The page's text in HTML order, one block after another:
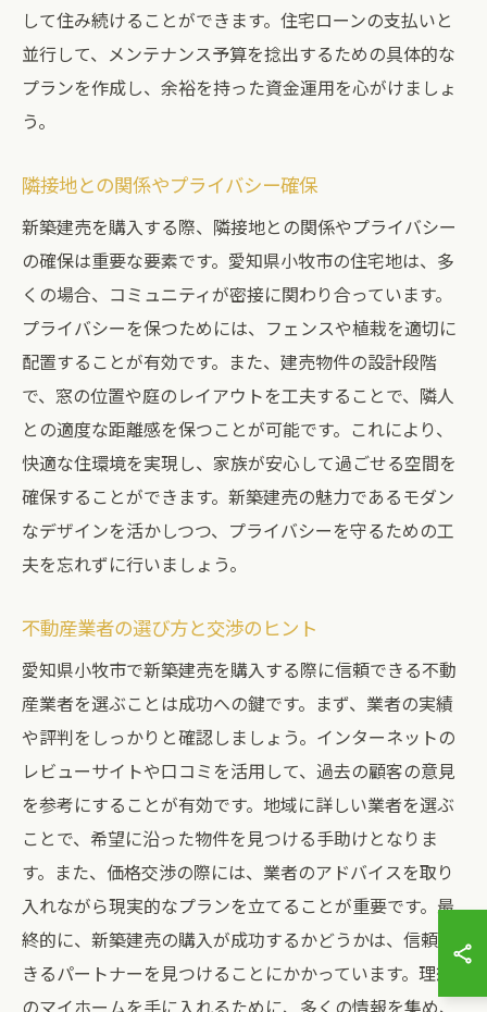
して住み続けることができます。住宅ローンの支払いと
並行して、メンテナンス予算を捻出するための具体的な
プランを作成し、余裕を持った資金運用を心がけましょ
う。
隣接地との関係やプライバシー確保
新築建売を購入する際、隣接地との関係やプライバシー
の確保は重要な要素です。愛知県小牧市の住宅地は、多
くの場合、コミュニティが密接に関わり合っています。
プライバシーを保つためには、フェンスや植栽を適切に
配置することが有効です。また、建売物件の設計段階
で、窓の位置や庭のレイアウトを工夫することで、隣人
との適度な距離感を保つことが可能です。これにより、
快適な住環境を実現し、家族が安心して過ごせる空間を
確保することができます。新築建売の魅力であるモダン
なデザインを活かしつつ、プライバシーを守るための工
夫を忘れずに行いましょう。
不動産業者の選び方と交渉のヒント
愛知県小牧市で新築建売を購入する際に信頼できる不動
産業者を選ぶことは成功への鍵です。まず、業者の実績
や評判をしっかりと確認しましょう。インターネットの
レビューサイトや口コミを活用して、過去の顧客の意見
を参考にすることが有効です。地域に詳しい業者を選ぶ
ことで、希望に沿った物件を見つける手助けとなりま
す。また、価格交渉の際には、業者のアドバイスを取り
入れながら現実的なプランを立てることが重要です。最
終的に、新築建売の購入が成功するかどうかは、信頼で
きるパートナーを見つけることにかかっています。理想
のマイホームを手に入れるために、多くの情報を集め、